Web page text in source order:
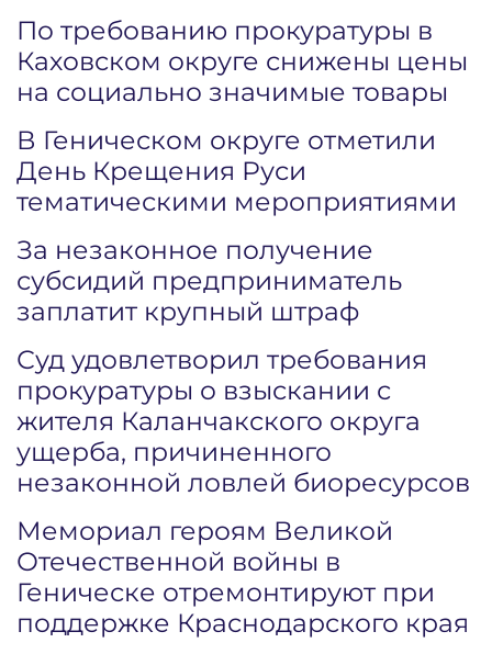
По требованию прокуратуры в
Каховском округе снижены цены
на социально значимые товары
В Геническом округе отметили
День Крещения Руси
тематическими мероприятиями
За незаконное получение
субсидий предприниматель
заплатит крупный штраф
Суд удовлетворил требования
прокуратуры о взыскании с
жителя Каланчакского округа
ущерба, причиненного
незаконной ловлей биоресурсов
Мемориал героям Великой
Отечественной войны в
Геническе отремонтируют при
поддержке Краснодарского края